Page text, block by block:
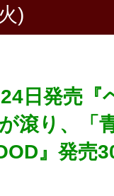
)
日発売『
滾り、「
』発売